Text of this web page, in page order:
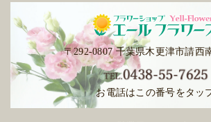
〒292-0807 千葉県木更津市請西
お電話はこの番号をタッ